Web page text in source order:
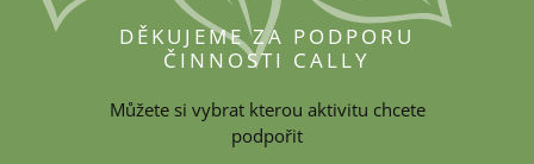
DĚKUJEME ZA PODPORU
ČINNOSTI CALLY
Můžete si vybrat kterou aktivitu chcete
podpořit